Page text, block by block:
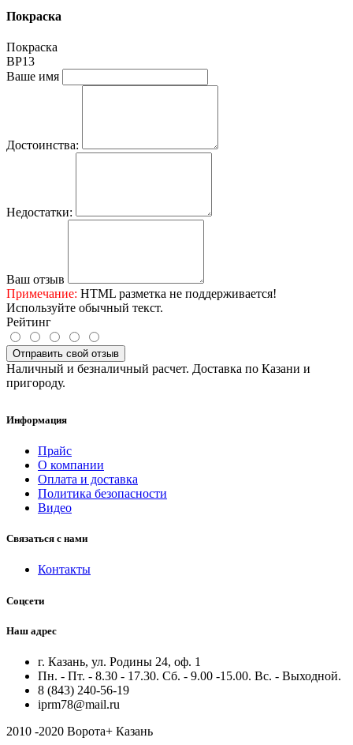
Покраска
Покраска
ВР13
Ваше имя
Достоинства:
Недостатки:
Ваш отзыв
Примечание: HTML разметка не поддерживается!
Используйте обычный текст.
Рейтинг
Отправить свой отзыв
Наличный и безналичный расчет. Доставка по Казани и
пригороду.
Информация
Прайс
О компании
Оплата и доставка
Политика безопасности
Видео
Связаться с нами
Контакты
Соцсети
Наш адрес
г. Казань, ул. Родины 24, оф. 1
Пн. - Пт. - 8.30 - 17.30. Сб. - 9.00 -15.00. Вс. - Выходной.
8 (843) 240-56-19
iprm78@mail.ru
2010 -2020 Ворота+ Казань